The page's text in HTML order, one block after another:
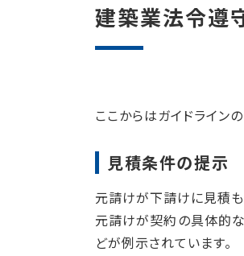
建築業法令遵
ここからはガイドライン
見積条件の提示
元請けが下請けに見積も
元請けが契約の具体的
どが例示されています。